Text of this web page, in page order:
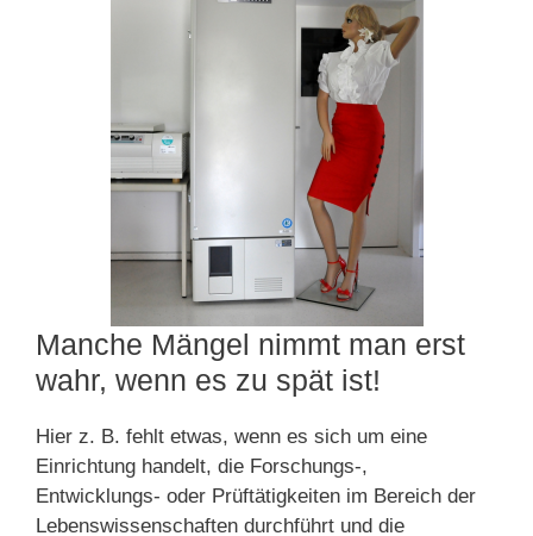
Manche Mängel nimmt man erst
wahr, wenn es zu spät ist!
Hier z. B. fehlt etwas, wenn es sich um eine
Einrichtung handelt, die Forschungs-,
Entwicklungs- oder Prüftätigkeiten im Bereich der
Lebenswissenschaften durchführt und die